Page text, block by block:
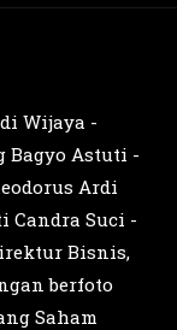
Wijaya -
Bagyo Astuti -
Ardi
Candra Suci -
Bisnis,
berfoto
Saham